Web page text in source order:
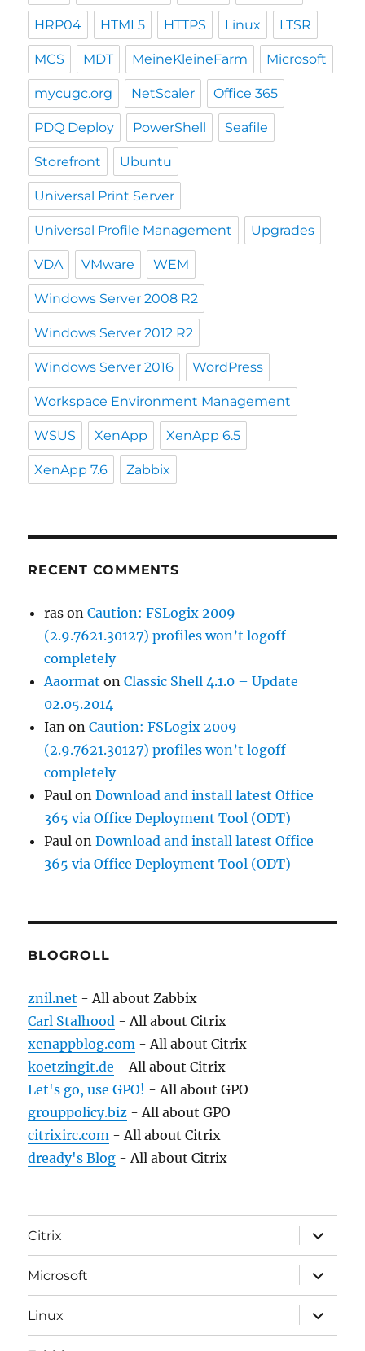
HRP04 HTML5 HTTPS Linux LTSR
MCS MDT MeineKleineFarm Microsoft
mycugc.org NetScaler Office 365
PDQ Deploy PowerShell Seafile
Storefront Ubuntu
Universal Print Server
Universal Profile Management Upgrades
VDA VMware WEM
Windows Server 2008 R2
Windows Server 2012 R2
Windows Server 2016 WordPress
Workspace Environment Management
WSUS XenApp XenApp 6.5
XenApp 7.6 Zabbix
RECENT COMMENTS
ras onCaution: FSLogix 2009
(2.9.7621.30127) profiles won’t logoff
completely
Aaormat onClassic Shell 4.1.0 – Update
02.05.2014
Ian onCaution: FSLogix 2009
(2.9.7621.30127) profiles won’t logoff
completely
Paul onDownload and install latest Office
365 via Office Deployment Tool (ODT)
Paul onDownload and install latest Office
365 via Office Deployment Tool (ODT)
BLOGROLL
znil.net - All about Zabbix
Carl Stalhood - All about Citrix
xenappblog.com - All about Citrix
koetzingit.de - All about Citrix
Let's go, use GPO! - All about GPO
grouppolicy.biz - All about GPO
citrixirc.com - All about Citrix
dready's Blog - All about Citrix
Citrix
expand
child
menu
Microsoft
expand
child
menu
Linux
expand
child
menu